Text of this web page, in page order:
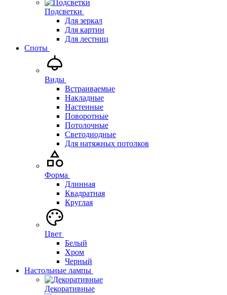
Подсветки
Для зеркал
Для картин
Для лестниц
Споты
Виды
Встраиваемые
Накладные
Настенные
Поворотные
Потолочные
Светодиодные
Для натяжных потолков
Форма
Длинная
Квадратная
Круглая
Цвет
Белый
Хром
Черный
Настольные лампы
Декоративные